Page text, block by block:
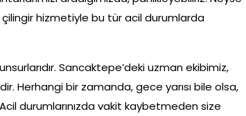
çilingir hizmetiyle bu tür acil durumlarda
Sancaktepe’deki uzman ekibimiz,
Herhangi bir zamanda, gece yarısı bile olsa,
durumlarınızda vakit kaybetmeden size